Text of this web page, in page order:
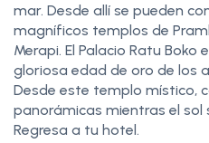
mar. Desde allí se pueden
magníficos templos de
Merapi. El Palacio Ratu Boko
gloriosa edad de oro de los
Desde este templo místico,
panorámicas mientras el sol
Regresa a tu hotel.